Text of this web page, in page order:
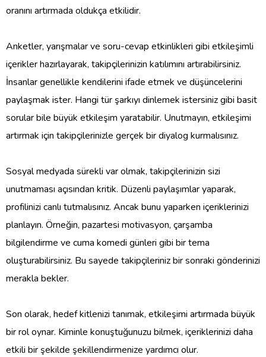
oranını artırmada oldukça etkilidir.
Anketler, yarışmalar ve soru-cevap etkinlikleri gibi etkileşimli
içerikler hazırlayarak, takipçilerinizin katılımını artırabilirsiniz.
İnsanlar genellikle kendilerini ifade etmek ve düşüncelerini
paylaşmak ister. Hangi tür şarkıyı dinlemek istersiniz gibi basit
sorular bile büyük etkileşim yaratabilir. Unutmayın, etkileşimi
artırmak için takipçilerinizle gerçek bir diyalog kurmalısınız.
Sosyal medyada sürekli var olmak, takipçilerinizin sizi
unutmaması açısından kritik. Düzenli paylaşımlar yaparak,
profilinizi canlı tutmalısınız. Ancak bunu yaparken içeriklerinizi
planlayın. Örneğin, pazartesi motivasyon, çarşamba
bilgilendirme ve cuma komedi günleri gibi bir tema
oluşturabilirsiniz. Bu sayede takipçileriniz bir sonraki gönderinizi
merakla bekler.
Son olarak, hedef kitlenizi tanımak, etkileşimi artırmada büyük
bir rol oynar. Kiminle konuştuğunuzu bilmek, içeriklerinizi daha
etkili bir şekilde şekillendirmenize yardımcı olur.